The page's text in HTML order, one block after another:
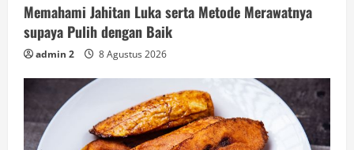
Memahami Jahitan Luka serta Metode Merawatnya
supaya Pulih dengan Baik
admin 2 8 Agustus 2026